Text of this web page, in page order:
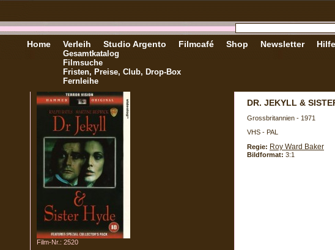
Home Verleih
Gesamtkatalog
Filmsuche
Fristen, Preise, Club, Drop-Box
Fernleihe
Studio Argento Filmcafé Shop Newsletter Hilfe
Film-Nr.: 2520
DR. JEKYLL &
Grossbritannien - 1971
VHS - PAL
Regie: Roy Ward Baker
Bildformat: 3:1